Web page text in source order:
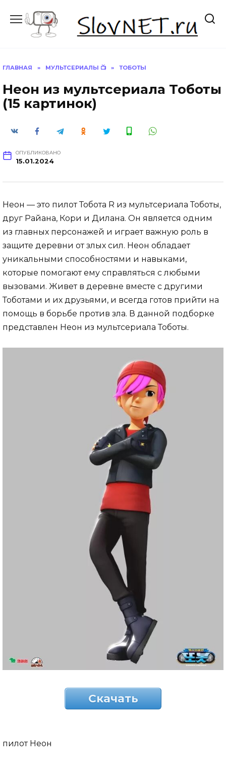
содержанию
ГЛАВНАЯ » МУЛЬТСЕРИАЛЫ 📺 » ТОБОТЫ
Неон из мультсериала Тоботы
(15 картинок)
ОПУБЛИКОВАНО
15.01.2024
Неон — это пилот Тобота R из мультсериала Тоботы,
друг Райана, Кори и Дилана. Он является одним
из главных персонажей и играет важную роль в
защите деревни от злых сил. Неон обладает
уникальными способностями и навыками,
которые помогают ему справляться с любыми
вызовами. Живет в деревне вместе с другими
Тоботами и их друзьями, и всегда готов прийти на
помощь в борьбе против зла. В данной подборке
представлен Неон из мультсериала Тоботы.
Скачать
пилот Неон